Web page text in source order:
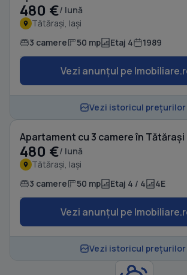
480 €/ lună
Tătărași, Iași
3 camere 50 mp Etaj 4 1989
Vezi anunțul pe
Vezi istoricul prețurilor
Apartament cu 3 camere în Tătărași
480 €/ lună
Tătărași, Iași
3 camere 50 mp Etaj 4 / 4 4E
Vezi anunțul pe
Vezi istoricul prețurilor